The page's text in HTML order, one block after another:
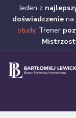
Jeden z
doświadczenie na
study. Trener